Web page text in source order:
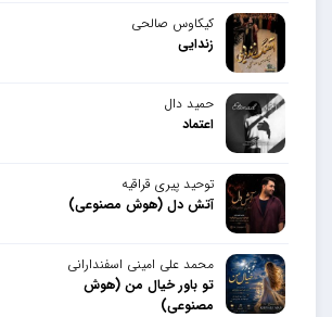
کیکاوس صالحی
زندایی
حمید دال
اعتماد
توحید پیری قراقیه
آتش دل (هوش مصنوعی)
محمد علی امینی اسفندارانی
تو باور خیال من (هوش
مصنوعی)